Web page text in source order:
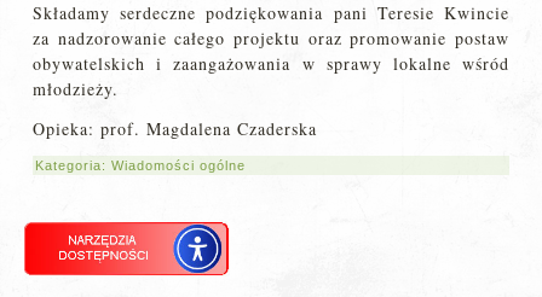
Składamy serdeczne podziękowania pani Teresie Kwincie
za nadzorowanie całego projektu oraz promowanie postaw
obywatelskich i zaangażowania w sprawy lokalne wśród
młodzieży.
Opieka: prof. Magdalena Czaderska
Kategoria:Wiadomości ogólne